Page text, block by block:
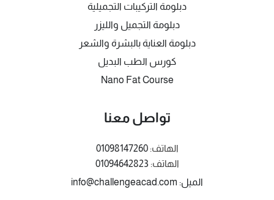
دبلومة التركيبات التجميلية
دبلومة التجميل والليزر
دبلومة العناية بالبشرة والشعر
كورس الطب البديل
Nano Fat Course
تواصل معنا
الهاتف:01098147260
الهاتف: 01094642823
الميل: info@challengeacad.com